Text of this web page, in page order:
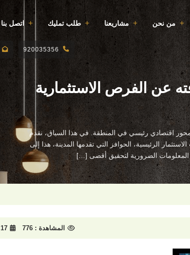
من نحن مشاريعنا طلب تمليك اتصل بنا
920035356
عن الفرص الاستثمارية
الذي يزيد من أهميتها كمحور اقتصادي رئيسي في المنطقة. في هذا السياق، نقدم
الرئيسية، الحوافز التي تقدمها المدينة، هذا إلى
المعلومات الضرورية لتحقيق أقصى […]
المشاهدة : 776 17 أبريل 2024 - 02:17 ص